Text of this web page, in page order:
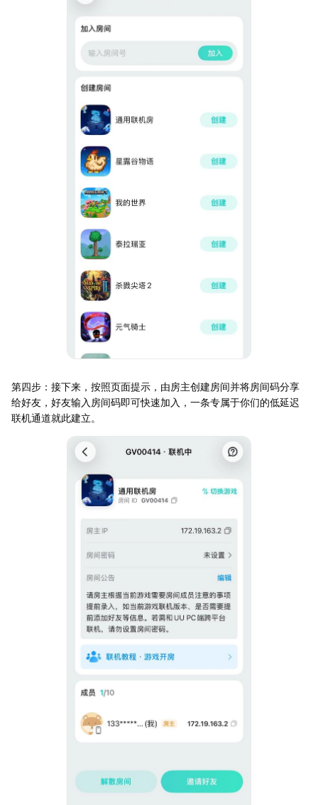
第四步：接下来，按照页面提示，由房主创建房间并将房间码分享
给好友，好友输入房间码即可快速加入，一条专属于你们的低延迟
联机通道就此建立。